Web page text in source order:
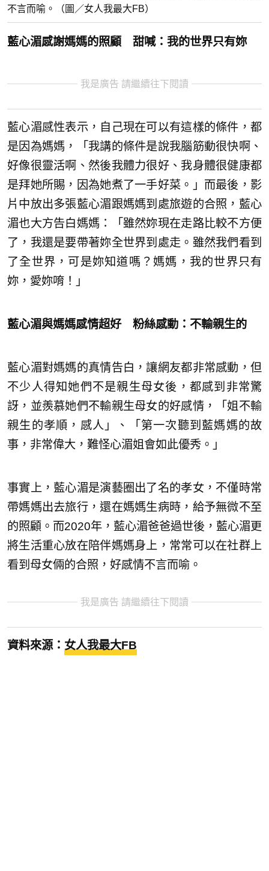
不言而喻。（圖／女人我最大FB）
藍心湄感謝媽媽的照顧 甜喊：我的世界只有妳
我是廣告 請繼續往下閱讀
藍心湄感性表示，自己現在可以有這樣的條件，都
是因為媽媽，「我講的條件是說我腦筋動很快啊、
好像很靈活啊、然後我體力很好、我身體很健康都
是拜她所賜，因為她煮了一手好菜。」而最後，影
片中放出多張藍心湄跟媽媽到處旅遊的合照，藍心
湄也大方告白媽媽：「雖然妳現在走路比較不方便
了，我還是要帶著妳全世界到處走。雖然我們看到
了全世界，可是妳知道嗎？媽媽，我的世界只有
妳，愛妳唷！」
藍心湄與媽媽感情超好 粉絲感動：不輸親生的
藍心湄對媽媽的真情告白，讓網友都非常感動，但
不少人得知她們不是親生母女後，都感到非常驚
訝，並羨慕她們不輸親生母女的好感情，「姐不輸
親生的孝順，感人」、「第一次聽到藍媽媽的故
事，非常偉大，難怪心湄姐會如此優秀。」
事實上，藍心湄是演藝圈出了名的孝女，不僅時常
帶媽媽出去旅行，還在媽媽生病時，給予無微不至
的照顧。而2020年，藍心湄爸爸過世後，藍心湄更
將生活重心放在陪伴媽媽身上，常常可以在社群上
看到母女倆的合照，好感情不言而喻。
我是廣告 請繼續往下閱讀
資料來源： 女人我最大FB